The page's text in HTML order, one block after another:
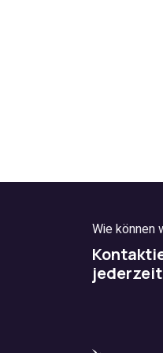
Wie können
jederzeit